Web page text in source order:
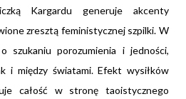
Kargardu generuje akcenty
zresztą feministycznej szpilki. W
porozumienia i jedności,
i między światami. Efekt wysiłków
całość w stronę taoistycznego